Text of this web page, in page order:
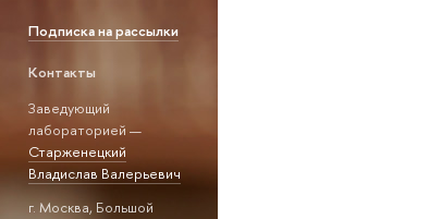
Подписка на рассылки
Контакты
Заведующий
лабораторией —
Старженецкий
Владислав Валерьевич
г. Москва, Большой